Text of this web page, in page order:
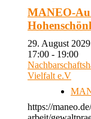
MANEO-
29. August
17:00 - 19:00
Vielfalt e.V
https://